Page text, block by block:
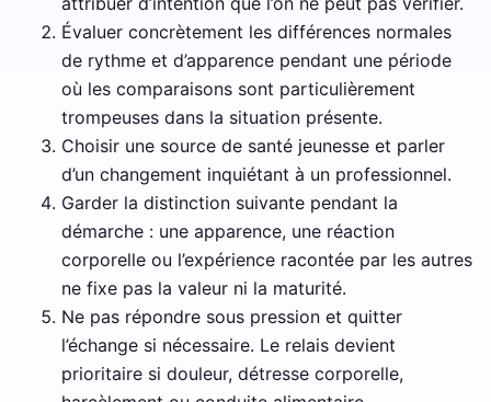
Évaluer concrètement les différences normales
de rythme et d’apparence pendant une période
où les comparaisons sont particulièrement
trompeuses dans la situation présente.
Choisir une source de santé jeunesse et parler
d’un changement inquiétant à un professionnel.
Garder la distinction suivante pendant la
démarche : une apparence, une réaction
corporelle ou l’expérience racontée par les autres
ne fixe pas la valeur ni la maturité.
Ne pas répondre sous pression et quitter
l’échange si nécessaire. Le relais devient
prioritaire si douleur, détresse corporelle,